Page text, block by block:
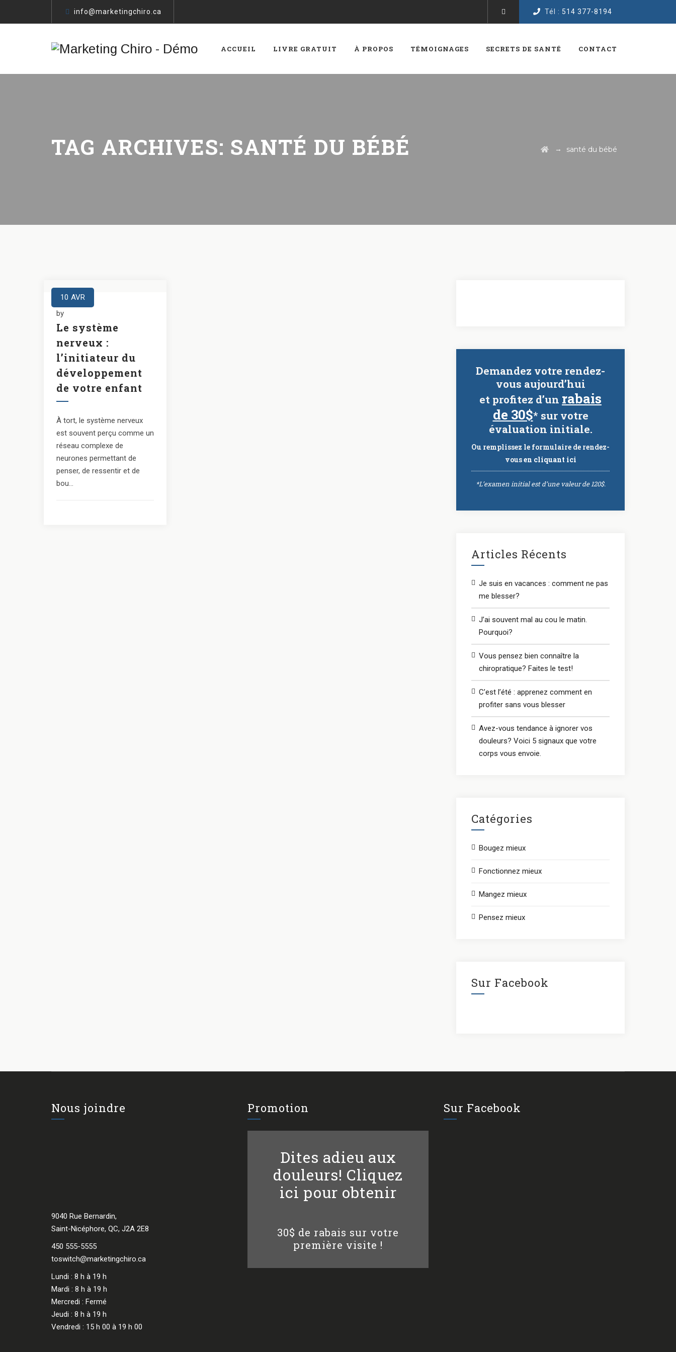
info@marketingchiro.ca Tél : 514 377-8194
ACCUEIL LIVRE GRATUIT À PROPOS TÉMOIGNAGES SECRETS DE SANTÉ CONTACT
TAG ARCHIVES: SANTÉ DU BÉBÉ → santé du bébé
10 AVR
by
Le système
nerveux :
l’initiateur du
développement
de votre enfant
À tort, le système nerveux
est souvent perçu comme un
réseau complexe de
neurones permettant de
penser, de ressentir et de
bou...
Demandez votre rendez-
vous aujourd’hui
et profitez d’un rabais
de 30$* sur votre
évaluation initiale.
Ou remplissez le formulaire de rendez-
vousen cliquant ici
*L’examen initial est d’une valeur de 120$.
Articles Récents
Je suis en vacances : comment ne pas
me blesser?
J’ai souvent mal au cou le matin.
Pourquoi?
Vous pensez bien connaître la
chiropratique? Faites le test!
C’est l’été : apprenez comment en
profiter sans vous blesser
Avez-vous tendance à ignorer vos
douleurs? Voici 5 signaux que votre
corps vous envoie.
Catégories
Bougez mieux
Fonctionnez mieux
Mangez mieux
Pensez mieux
Sur Facebook
Nous joindre
9040 Rue Bernardin,
Saint-Nicéphore, QC, J2A 2E8
450 555-5555
toswitch@marketingchiro.ca
Lundi : 8 h à 19 h
Mardi : 8 h à 19 h
Mercredi : Fermé
Jeudi : 8 h à 19 h
Vendredi : 15 h 00 à 19 h 00
Promotion
Dites adieu aux
douleurs! Cliquez
ici pour obtenir
30$ de rabais sur votre
première visite !
Sur Facebook